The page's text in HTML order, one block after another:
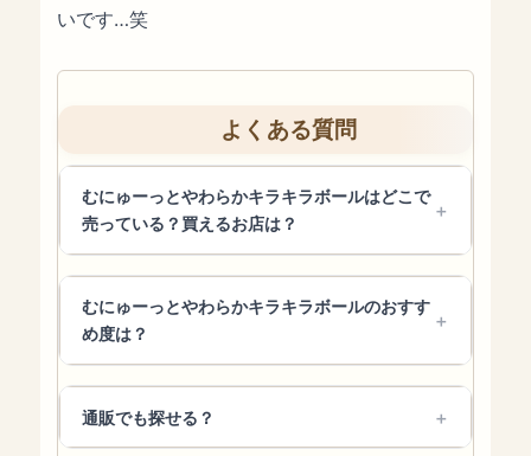
いです…笑
よくある質問
むにゅーっとやわらかキラキラボールはどこで
売っている？買えるお店は？
むにゅーっとやわらかキラキラボールのおすす
め度は？
通販でも探せる？